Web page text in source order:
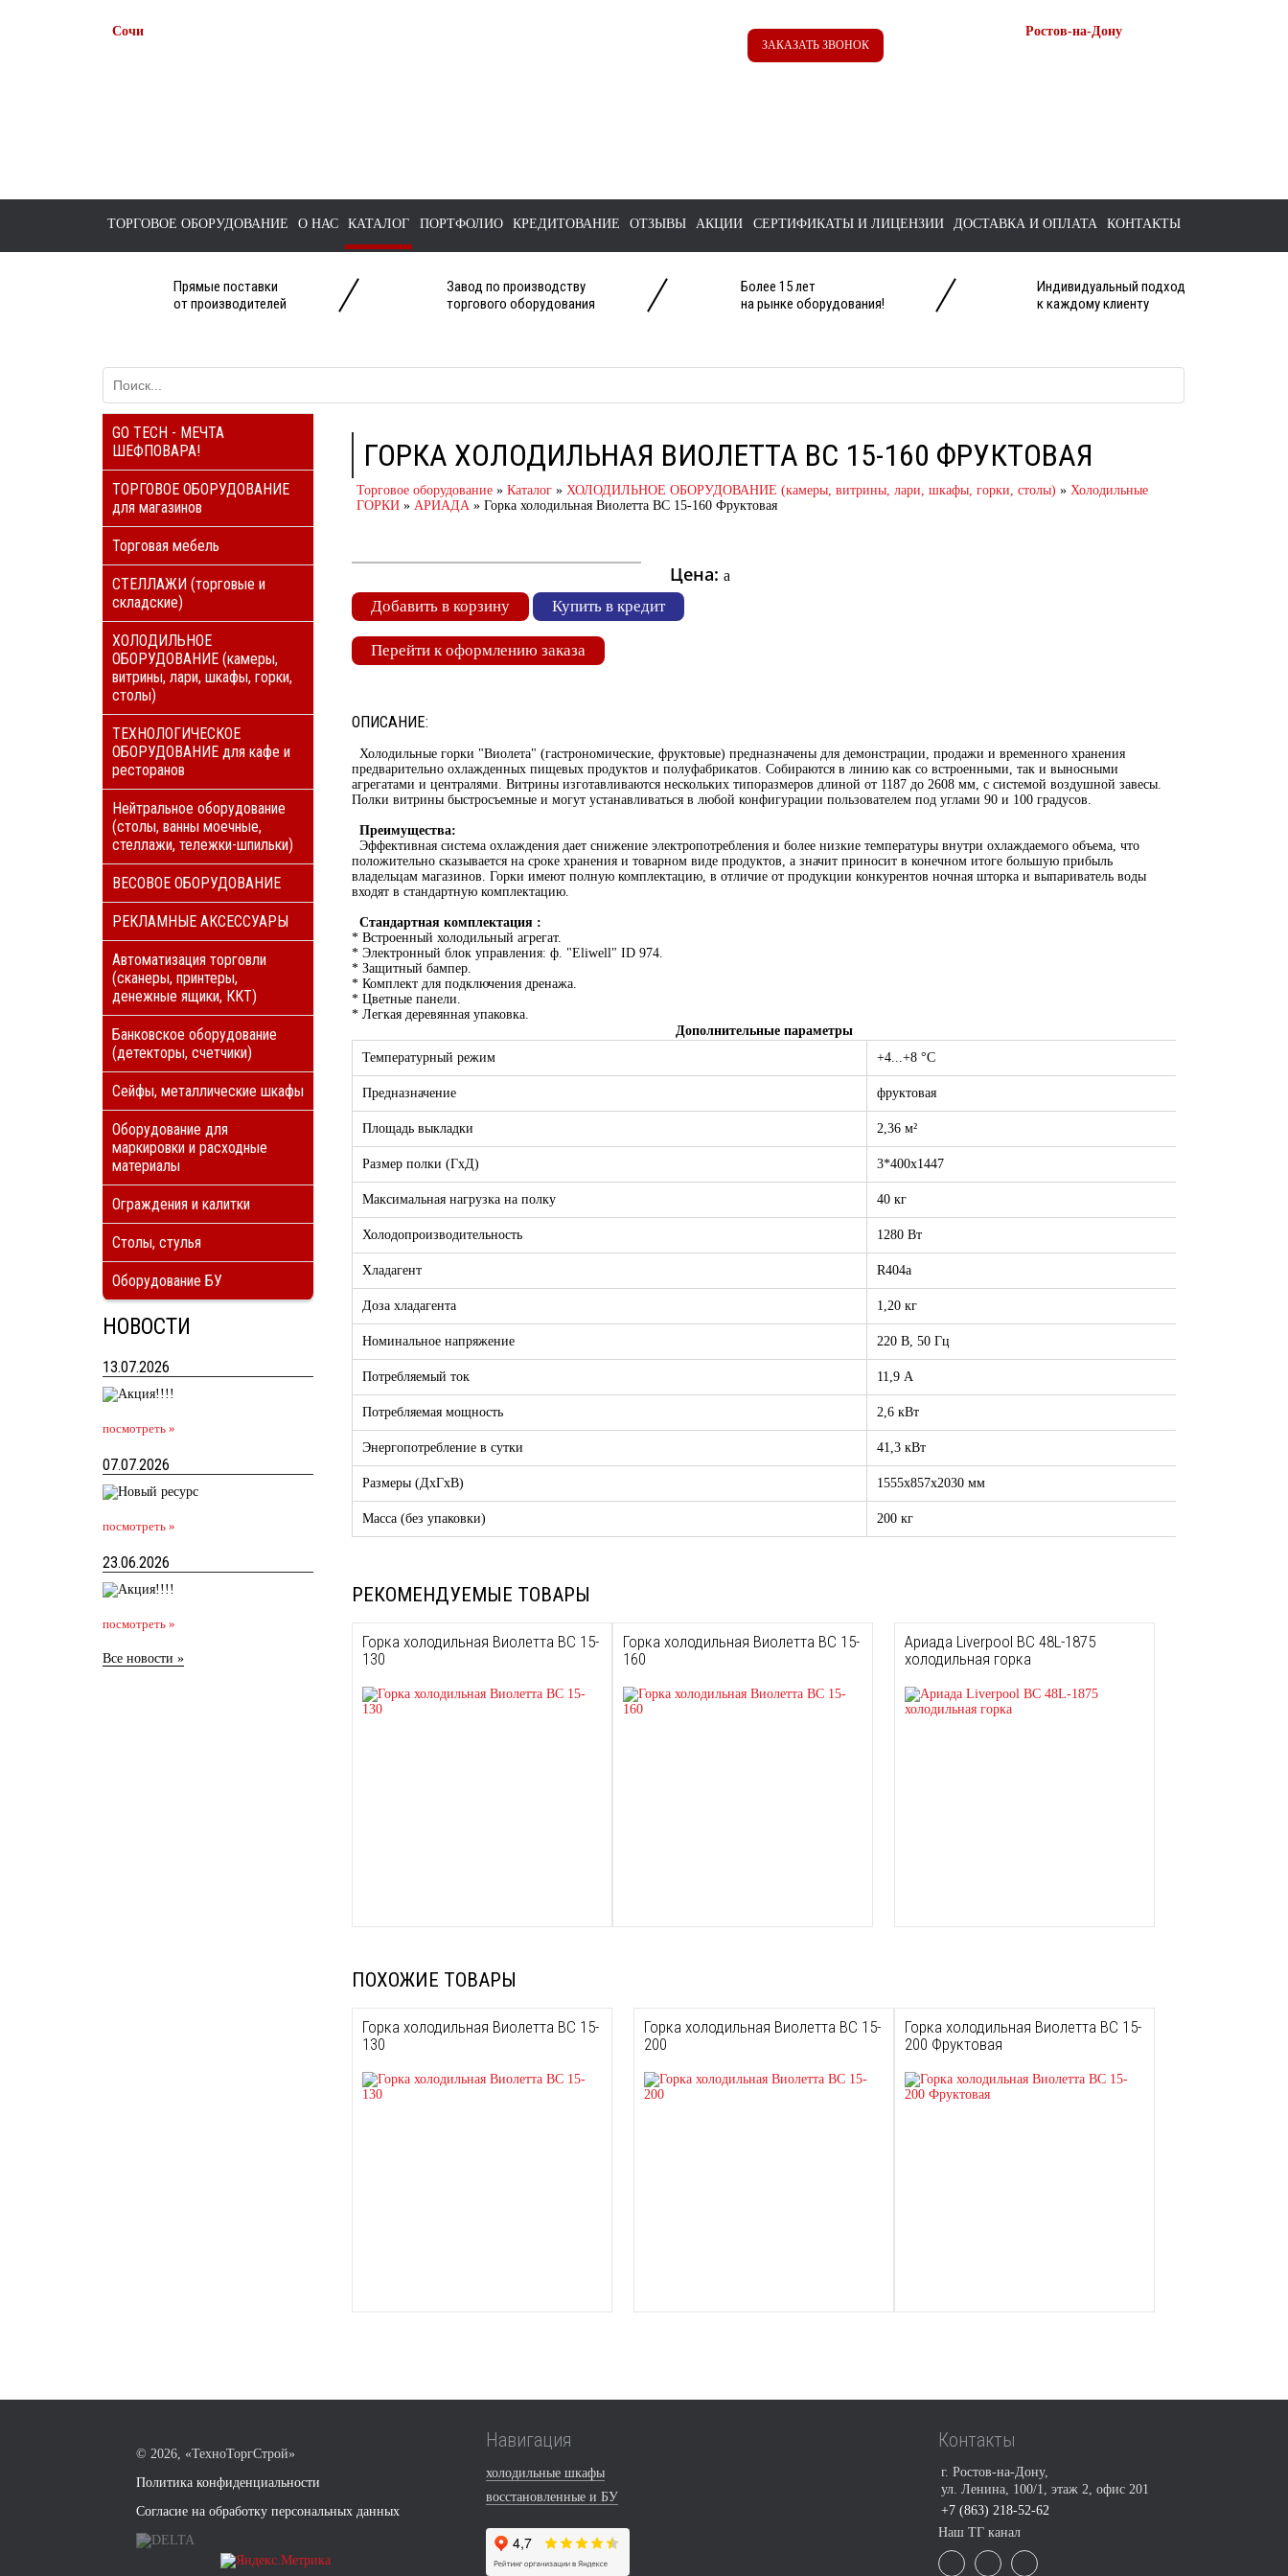
Сочи
ЗАКАЗАТЬ ЗВОНОК
Ростов-на-Дону
ТОРГОВОЕ ОБОРУДОВАНИЕ О НАС КАТАЛОГ ПОРТФОЛИО КРЕДИТОВАНИЕ ОТЗЫВЫ АКЦИИ СЕРТИФИКАТЫ И ЛИЦЕНЗИИ ДОСТАВКА И ОПЛАТА КОНТАКТЫ
Прямые поставки
от производителей
Завод по производству
торгового оборудования
Более 15 лет
на рынке оборудования!
Индивидуальный подход
к каждому клиенту
GO TECH - МЕЧТА
ШЕФПОВАРА!
ТОРГОВОЕ ОБОРУДОВАНИЕ
для магазинов
Торговая мебель
СТЕЛЛАЖИ (торговые и
складские)
ХОЛОДИЛЬНОЕ
ОБОРУДОВАНИЕ (камеры,
витрины, лари, шкафы, горки,
столы)
ТЕХНОЛОГИЧЕСКОЕ
ОБОРУДОВАНИЕ для кафе и
ресторанов
Нейтральное оборудование
(столы, ванны моечные,
стеллажи, тележки-шпильки)
ВЕСОВОЕ ОБОРУДОВАНИЕ
РЕКЛАМНЫЕ АКСЕССУАРЫ
Автоматизация торговли
(сканеры, принтеры,
денежные ящики, ККТ)
Банковское оборудование
(детекторы, счетчики)
Сейфы, металлические шкафы
Оборудование для
маркировки и расходные
материалы
Ограждения и калитки
Столы, стулья
Оборудование БУ
НОВОСТИ
13.07.2026
посмотреть »
07.07.2026
посмотреть »
23.06.2026
посмотреть »
Все новости »
ГОРКА ХОЛОДИЛЬНАЯ ВИОЛЕТТА ВС 15-160 ФРУКТОВАЯ
Торговое оборудование » Каталог » ХОЛОДИЛЬНОЕ ОБОРУДОВАНИЕ (камеры, витрины, лари, шкафы, горки, столы) » Холодильные
ГОРКИ » АРИАДА » Горка холодильная Виолетта ВС 15-160 Фруктовая
Цена: a
Добавить в корзину Купить в кредит
Перейти к оформлению заказа
ОПИСАНИЕ:
Холодильные горки "Виолета" (гастрономические, фруктовые) предназначены для демонстрации, продажи и временного хранения
предварительно охлажденных пищевых продуктов и полуфабрикатов. Собираются в линию как со встроенными, так и выносными
агрегатами и централями. Витрины изготавливаются нескольких типоразмеров длиной от 1187 до 2608 мм, с системой воздушной завесы.
Полки витрины быстросъемные и могут устанавливаться в любой конфигурации пользователем под углами 90 и 100 градусов.
Преимущества:
Эффективная система охлаждения дает снижение электропотребления и более низкие температуры внутри охлаждаемого объема, что
положительно сказывается на сроке хранения и товарном виде продуктов, а значит приносит в конечном итоге большую прибыль
владельцам магазинов. Горки имеют полную комплектацию, в отличие от продукции конкурентов ночная шторка и выпариватель воды
входят в стандартную комплектацию.
Стандартная комплектация :
* Встроенный холодильный агрегат.
* Электронный блок управления: ф. "Eliwell" ID 974.
* Защитный бампер.
* Комплект для подключения дренажа.
* Цветные панели.
* Легкая деревянная упаковка.
Дополнительные параметры
Температурный режим
+4...+8 °C
Предназначение фруктовая
Площадь выкладки 2,36 м²
Размер полки (ГхД) 3*400х1447
Максимальная нагрузка на полку 40 кг
Холодопроизводительность 1280 Вт
Хладагент R404a
Доза хладагента 1,20 кг
Номинальное напряжение 220 В, 50 Гц
Потребляемый ток 11,9 А
Потребляемая мощность 2,6 кВт
Энергопотребление в сутки 41,3 кВт
Размеры (ДхГхВ) 1555х857х2030 мм
Масса (без упаковки) 200 кг
РЕКОМЕНДУЕМЫЕ ТОВАРЫ
Горка холодильная Виолетта ВС 15-
130
Горка холодильная Виолетта ВС 15-
160
Ариада Liverpool ВС 48L-1875
холодильная горка
ПОХОЖИЕ ТОВАРЫ
Горка холодильная Виолетта ВС 15-
130
Горка холодильная Виолетта ВС 15-
200
Горка холодильная Виолетта ВС 15-
200 Фруктовая
© 2026, «ТехноТоргСтрой»
Политика конфиденциальности
Согласие на обработку персональных данных
Навигация
холодильные шкафы
восстановленные и БУ
Контакты
г. Ростов-на-Дону,
ул. Ленина, 100/1, этаж 2, офис 201
+7 (863) 218-52-62
Наш ТГ канал